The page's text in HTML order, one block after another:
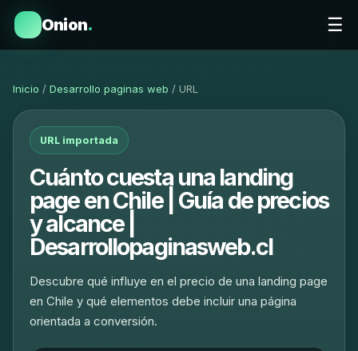
Onion. ☰
Inicio / Desarrollo paginas web / URL
URL importada
Cuánto cuesta una landing
page en Chile | Guía de precios
y alcance |
Desarrollopaginasweb.cl
Descubre qué influye en el precio de una landing page
en Chile y qué elementos debe incluir una página
orientada a conversión.